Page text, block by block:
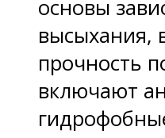
основы
высыхания,
прочность
включают